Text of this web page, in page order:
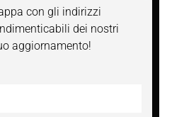
con gli indirizzi
dei nostri
aggiornamento!